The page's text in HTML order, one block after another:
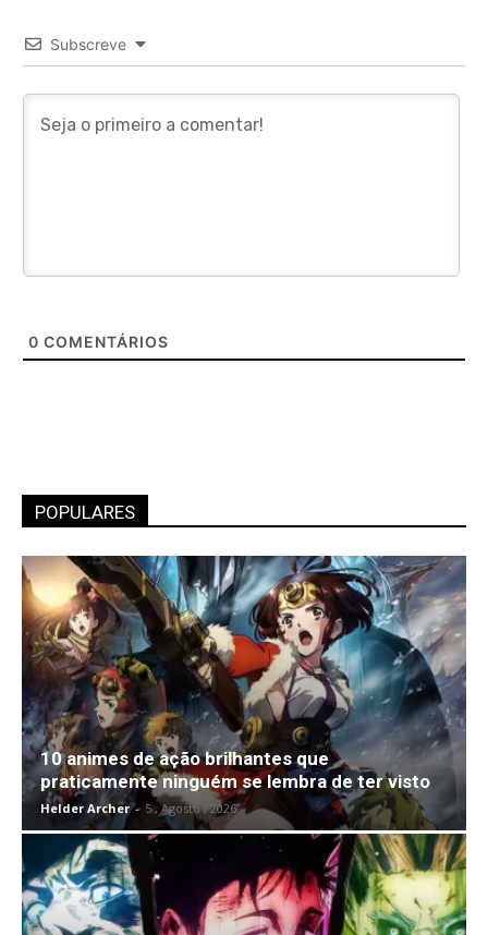
Subscreve
0 COMENTÁRIOS
POPULARES
10 animes de ação brilhantes que
praticamente ninguém se lembra de ter visto
Helder Archer - 5 , Agosto , 2026